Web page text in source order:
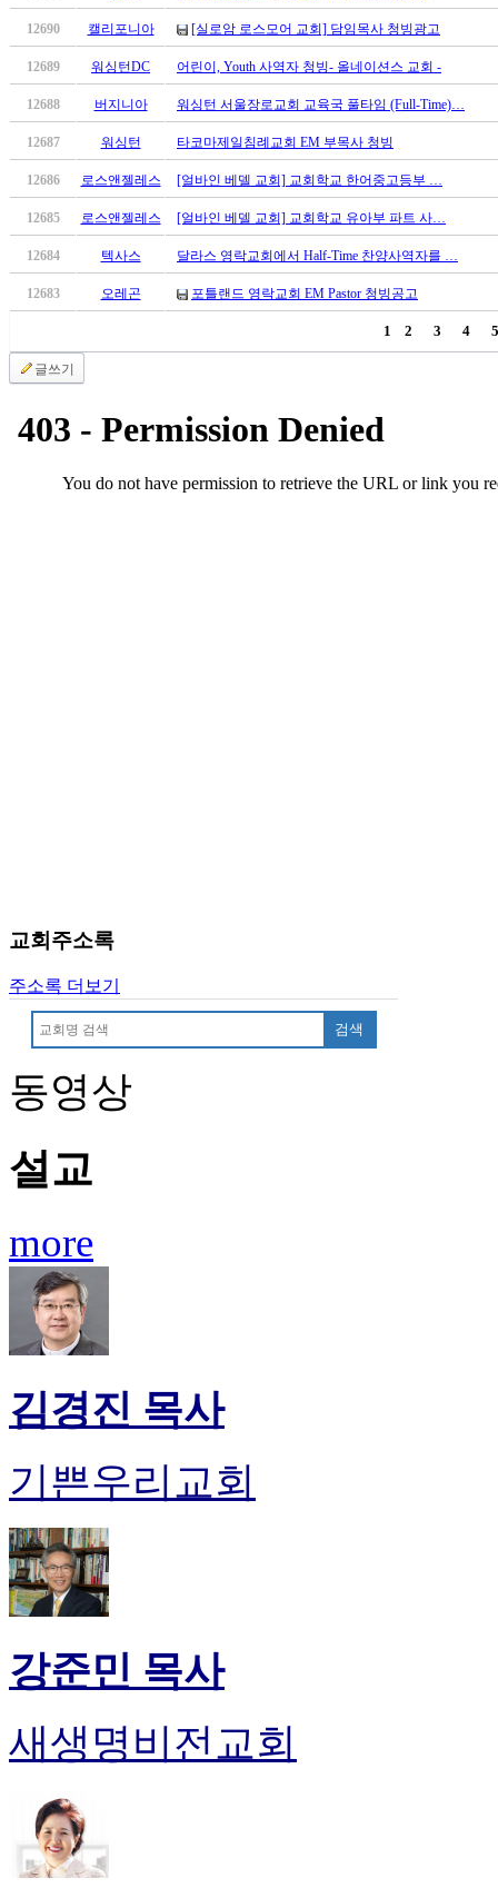
국
주
야
우
비
아
탑-
릴
지
입
발
부
트
료
플
시
리
스
가
평
비
아
시
알
리
스
구
입
돔
럽
DOMCLUB
시
간
팅
돔
12690 캘리포니아 [실로암 로스모어 교회] 담임목사 청빙광고
12689 워싱턴DC 어린이, Youth 사역자 청빙- 올네이션스 교회 -
12688 버지니아 워싱턴 서울장로교회 교육국 풀타임 (Full-Time)…
12687 워싱턴 타코마제일침례교회 EM 부목사 청빙
12686 로스앤젤레스 [얼바인 베델 교회] 교회학교 한어중고등부 …
12685 로스앤젤레스 [얼바인 베델 교회] 교회학교 유아부 파트 사…
12684 텍사스 달라스 영락교회에서 Half-Time 찬양사역자를 …
12683 오레곤 포틀랜드 영락교회 EM Pastor 청빙공고
1 2 3 4 5
글쓰기
교회주소록
주소록 더보기
검색
동영상
설교
more
김경진 목사
기쁜우리교회
강준민 목사
새생명비전교회